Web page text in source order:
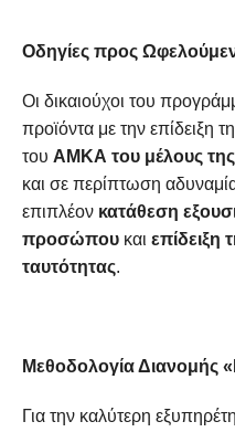
Οδηγίες προς
Οι δικαιούχοι του
προϊόντα με την επίδειξη
του ΑΜΚΑ του μέλους της
και σε περίπτωση
επιπλέον κατάθεση
προσώπουκαι επίδειξη
ταυτότητας.
Μεθοδολογία Διανομής «
Για την καλύτερη